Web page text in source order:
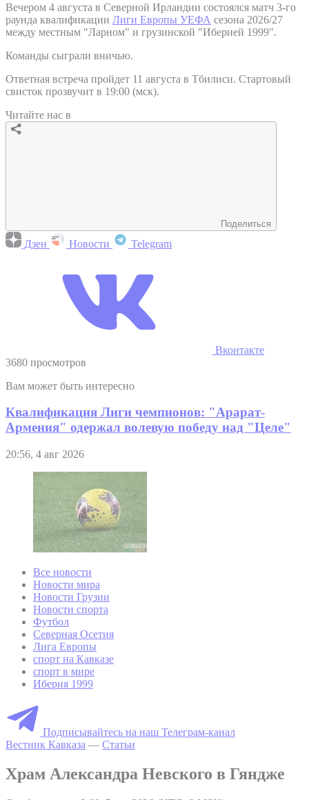
Вечером 4 августа в Северной Ирландии состоялся матч 3-го
раунда квалификации Лиги Европы УЕФА сезона 2026/27
между местным "Ларном" и грузинской "Иберией 1999".
Команды сыграли вничью.
Ответная встреча пройдет 11 августа в Тбилиси. Стартовый
свисток прозвучит в 19:00 (мск).
Читайте нас в
Поделиться
Дзен Новости Telegram
Вконтакте
3680 просмотров
Вам может быть интересно
Квалификация Лиги чемпионов: "Арарат-
Армения" одержал волевую победу над "Целе"
20:56, 4 авг 2026
Все новости
Новости мира
Новости Грузии
Новости спорта
Футбол
Северная Осетия
Лига Европы
спорт на Кавказе
спорт в мире
Иберия 1999
Подписывайтесь на наш Телеграм-канал
Вестник Кавказа — Статьи
Храм Александра Невского в Гяндже